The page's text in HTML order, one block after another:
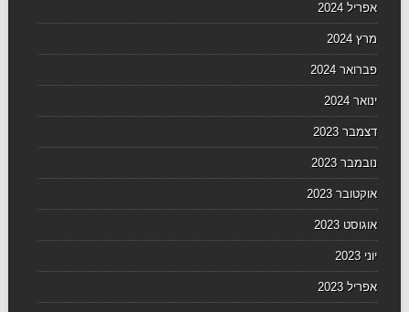
אפריל 2024
מרץ 2024
פברואר 2024
ינואר 2024
דצמבר 2023
נובמבר 2023
אוקטובר 2023
אוגוסט 2023
יוני 2023
אפריל 2023